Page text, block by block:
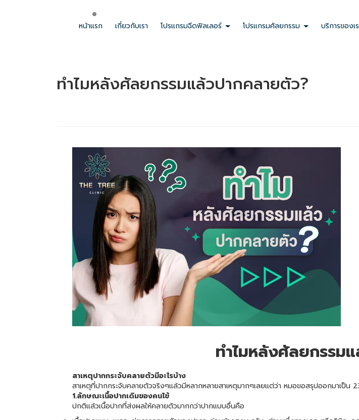
หน้าแรก เกี่ยวกับเรา โปรแกรมฉีดฟิลเลอร์ โปรแกรมศัลยกรรม บริการของเ
เมื่อคุณเลือกรูปแบบการแสดงข้อมูลตามที่ต้องการแล้ว เพียงแค่คุณใส่ข้อมูลสินค้า หรือบริการ เช่น ชื่อสินค้า ชื่อบริก
อักษรได้อย่างอิสระ ซึ่งข้อมูลทั้งหมดเมื่อบันทึกแล้วจะปรากฏบนหน้าเว็บไซต์ของคุณตามที่ได้ใส่ข้อมูลไว้
ทำไมหลังศัลยกรรมแล้วปากคลายตัว?
ทำไมหลังศัลยกรรม
สาเหตุปากกระจับคลายตัวมีอะไรบ้าง
สาเหตุที่ปากกระจับคลายตัวจริงๆแล้วมีหลากหลายสาเหตุมากๆเลยแต่ว่า หมอขอสรุปออกมาเป็น
1.ลักษณะเนื้อปากเดิมของคนไข้
ปกติแล้วเนื้อปากที่ส่งผลให้คลายตัวมากกว่าปากแบบอื่นคือ